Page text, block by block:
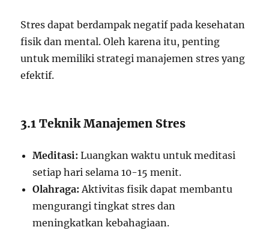
Stres dapat berdampak negatif pada kesehatan
fisik dan mental. Oleh karena itu, penting
untuk memiliki strategi manajemen stres yang
efektif.
3.1 Teknik Manajemen Stres
Meditasi: Luangkan waktu untuk meditasi
setiap hari selama 10-15 menit.
Olahraga: Aktivitas fisik dapat membantu
mengurangi tingkat stres dan
meningkatkan kebahagiaan.